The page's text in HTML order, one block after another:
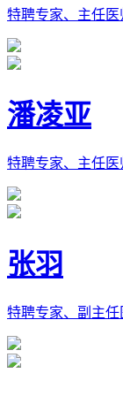
特聘专家、主任
潘凌亚
特聘专家、主任
张羽
特聘专家、副主任